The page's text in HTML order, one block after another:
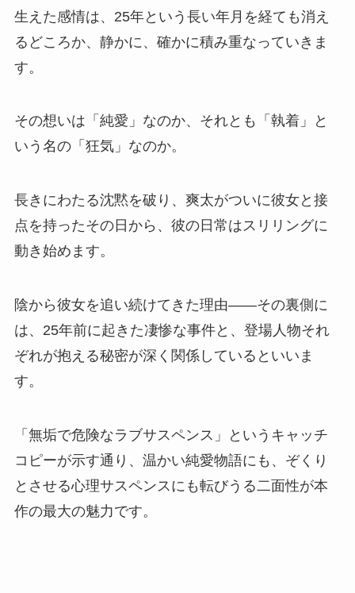
生えた感情は、25年という長い年月を経ても消え
るどころか、静かに、確かに積み重なっていきま
す。
その想いは「純愛」なのか、それとも「執着」と
いう名の「狂気」なのか。
長きにわたる沈黙を破り、爽太がついに彼女と接
点を持ったその日から、彼の日常はスリリングに
動き始めます。
陰から彼女を追い続けてきた理由――その裏側に
は、25年前に起きた凄惨な事件と、登場人物それ
ぞれが抱える秘密が深く関係しているといいま
す。
「無垢で危険なラブサスペンス」というキャッチ
コピーが示す通り、温かい純愛物語にも、ぞくり
とさせる心理サスペンスにも転びうる二面性が本
作の最大の魅力です。